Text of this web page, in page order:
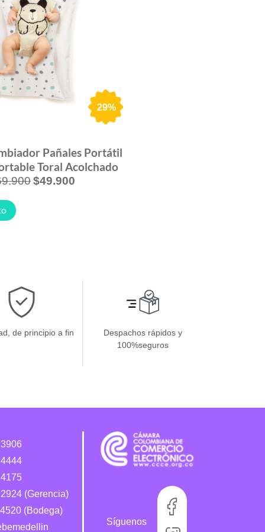
29%
Pañales Portátil
Toral Acolchado
$49.900
de principio a fin
Despachos rápidos y
100%seguros
(Gerencia)
(Bodega)
Síguenos